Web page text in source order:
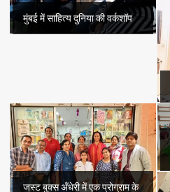
मुंबई में साहित्य दुनिया की वर्कशॉप
जस्ट बुक्स अँधेरी में एक प्रोग्राम के